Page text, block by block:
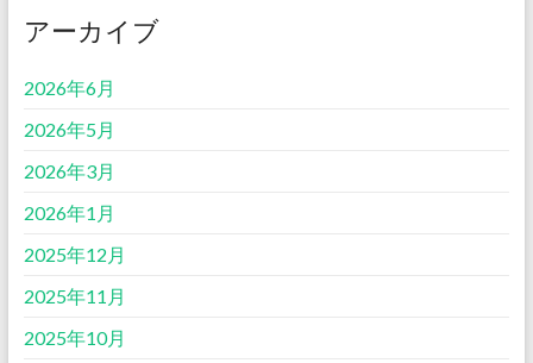
アーカイブ
2026年6月
2026年5月
2026年3月
2026年1月
2025年12月
2025年11月
2025年10月